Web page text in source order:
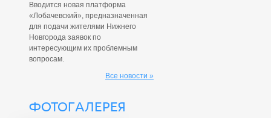
Вводится новая платформа
«Лобачевский», предназначенная
для подачи жителями Нижнего
Новгорода заявок по
интересующим их проблемным
вопросам.
Все новости »
ФОТОГАЛЕРЕЯ